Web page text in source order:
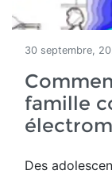
30 septembre,
famille
Des